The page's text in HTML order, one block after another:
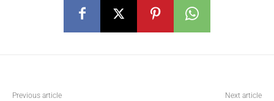
Previous article
Next article